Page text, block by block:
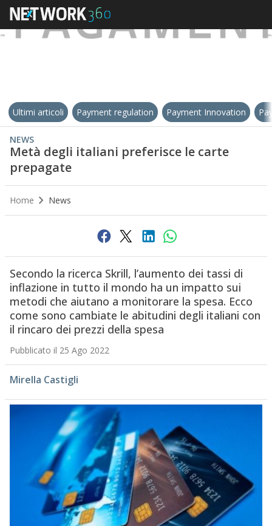
Ultimi articoli Payment regulation Payment Innovation
NEWS
Metà degli italiani preferisce le carte
prepagate
Home News
Secondo la ricerca Skrill, l’aumento dei tassi di
inflazione in tutto il mondo ha un impatto sui
metodi che aiutano a monitorare la spesa. Ecco
come sono cambiate le abitudini degli italiani con
il rincaro dei prezzi della spesa
Pubblicato il 25 Ago 2022
Mirella Castigli